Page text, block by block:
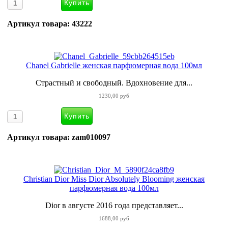
Артикул товара: 43222
Chanel Gabrielle женская парфюмерная вода 100мл
Страстный и свободный. Вдохновение для...
1230,00 руб
Артикул товара: zam010097
Christian Dior Miss Dior Absolutely Blooming женская
парфюмерная вода 100мл
Dior в августе 2016 года представляет...
1688,00 руб